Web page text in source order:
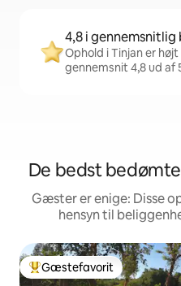
4,8 i gennemsnitlig
Ophold i Tinjan er
gennemsnit 4,8 ud af
De bedst
Gæster er enige: Disse
hensyn til
Bedste gæstefavorit
Gæstefavorit